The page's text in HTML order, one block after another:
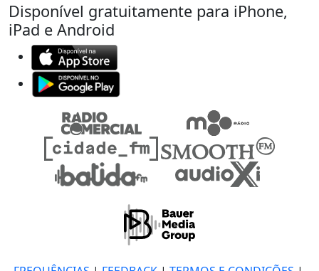
Disponível gratuitamente para iPhone,
iPad e Android